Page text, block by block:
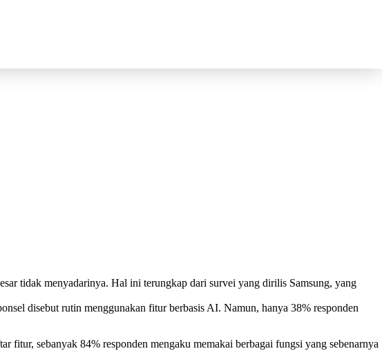
tidak menyadarinya. Hal ini terungkap dari survei yang dirilis Samsung, yang
disebut rutin menggunakan fitur berbasis AI. Namun, hanya 38% responden
fitur, sebanyak 84% responden mengaku memakai berbagai fungsi yang sebenarnya